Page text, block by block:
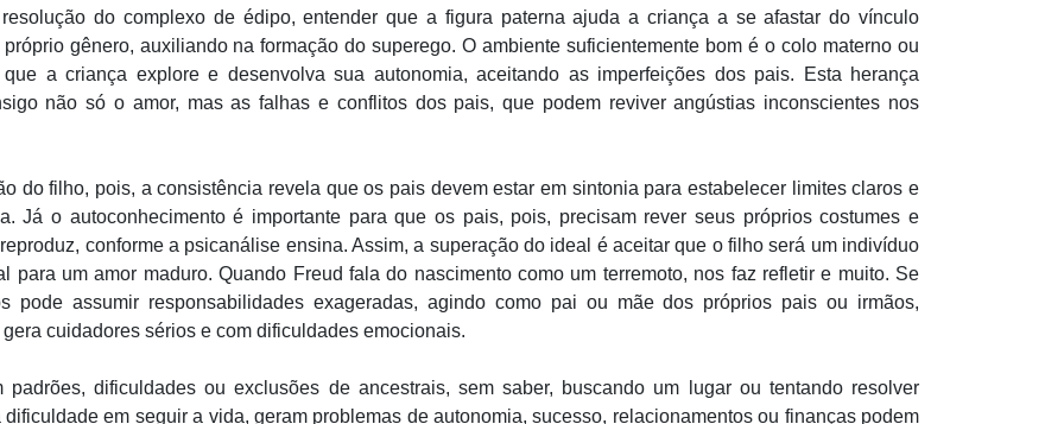
do complexo de édipo, entender que a figura paterna ajuda a criança a se afastar do vínculo
gênero, auxiliando na formação do superego. O ambiente suficientemente bom é o colo materno ou
a criança explore e desenvolva sua autonomia, aceitando as imperfeições dos pais. Esta herança
não só o amor, mas as falhas e conflitos dos pais, que podem reviver angústias inconscientes nos
do filho, pois, a consistência revela que os pais devem estar em sintonia para estabelecer limites claros e
Já o autoconhecimento é importante para que os pais, pois, precisam rever seus próprios costumes e
conforme a psicanálise ensina. Assim, a superação do ideal é aceitar que o filho será um indivíduo
para um amor maduro. Quando Freud fala do nascimento como um terremoto, nos faz refletir e muito. Se
pode assumir responsabilidades exageradas, agindo como pai ou mãe dos próprios pais ou irmãos,
cuidadores sérios e com dificuldades emocionais.
dificuldades ou exclusões de ancestrais, sem saber, buscando um lugar ou tentando resolver
em seguir a vida, geram problemas de autonomia, sucesso, relacionamentos ou finanças podem